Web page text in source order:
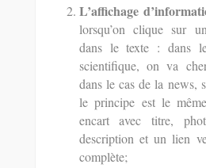
L’affichage
lorsqu’on clique sur
dans le texte : dans
scientifique, on va
dans le cas de la news,
le principe est le
encart avec titre,
description et un lien
complète;